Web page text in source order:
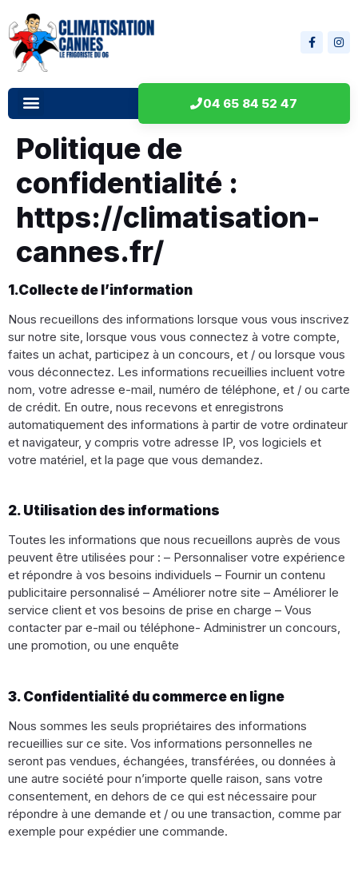
04 65 84 52 47
Politique de
confidentialité :
https://climatisation-
cannes.fr/
1.Collecte de l’information
Nous recueillons des informations lorsque vous vous inscrivez
sur notre site, lorsque vous vous connectez à votre compte,
faites un achat, participez à un concours, et / ou lorsque vous
vous déconnectez. Les informations recueillies incluent votre
nom, votre adresse e-mail, numéro de téléphone, et / ou carte
de crédit. En outre, nous recevons et enregistrons
automatiquement des informations à partir de votre ordinateur
et navigateur, y compris votre adresse IP, vos logiciels et
votre matériel, et la page que vous demandez.
2. Utilisation des informations
Toutes les informations que nous recueillons auprès de vous
peuvent être utilisées pour : – Personnaliser votre expérience
et répondre à vos besoins individuels – Fournir un contenu
publicitaire personnalisé – Améliorer notre site – Améliorer le
service client et vos besoins de prise en charge – Vous
contacter par e-mail ou téléphone- Administrer un concours,
une promotion, ou une enquête
3. Confidentialité du commerce en ligne
Nous sommes les seuls propriétaires des informations
recueillies sur ce site. Vos informations personnelles ne
seront pas vendues, échangées, transférées, ou données à
une autre société pour n’importe quelle raison, sans votre
consentement, en dehors de ce qui est nécessaire pour
répondre à une demande et / ou une transaction, comme par
exemple pour expédier une commande.